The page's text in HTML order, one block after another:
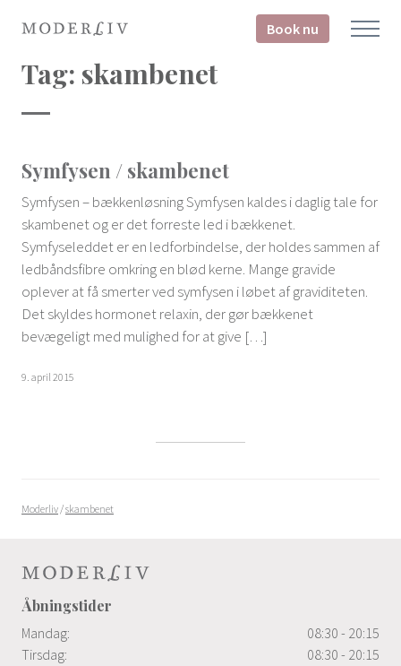
Book nu
Tag: skambenet
Symfysen / skambenet
Symfysen – bækkenløsning Symfysen kaldes i daglig tale for
skambenet og er det forreste led i bækkenet.
Symfyseleddet er en ledforbindelse, der holdes sammen af
ledbåndsfibre omkring en blød kerne. Mange gravide
oplever at få smerter ved symfysen i løbet af graviditeten.
Det skyldes hormonet relaxin, der gør bækkenet
bevægeligt med mulighed for at give […]
9. april 2015
Moderliv/skambenet
Åbningstider
Mandag:
08:30 - 20:15
Tirsdag:
08:30 - 20:15